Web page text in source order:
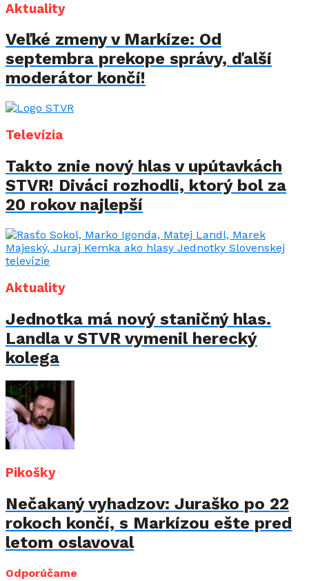
Aktuality
Veľké zmeny v Markíze: Od
septembra prekope správy, ďalší
moderátor končí!
Televízia
Takto znie nový hlas v upútavkách
STVR! Diváci rozhodli, ktorý bol za
20 rokov najlepší
Aktuality
Jednotka má nový staničný hlas.
Landla v STVR vymenil herecký
kolega
Pikošky
Nečakaný vyhadzov: Juraško po 22
rokoch končí, s Markízou ešte pred
letom oslavoval
Odporúčame